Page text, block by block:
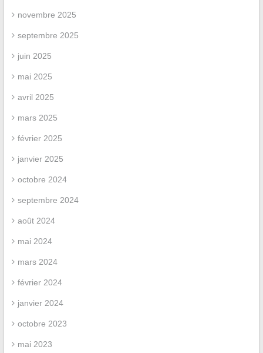
novembre 2025
septembre 2025
juin 2025
mai 2025
avril 2025
mars 2025
février 2025
janvier 2025
octobre 2024
septembre 2024
août 2024
mai 2024
mars 2024
février 2024
janvier 2024
octobre 2023
mai 2023